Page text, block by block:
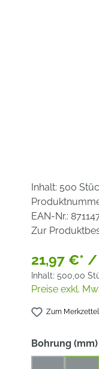
Inhalt: 500
EAN-Nr.:
Zur
21,97 €*
Inhalt: 500,00
Preise exkl.
Zum
Bohrung (mm)